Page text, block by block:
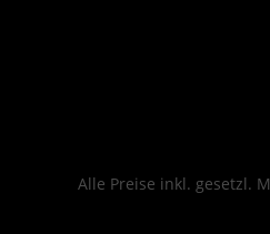
Alle Preise inkl. gesetzl.